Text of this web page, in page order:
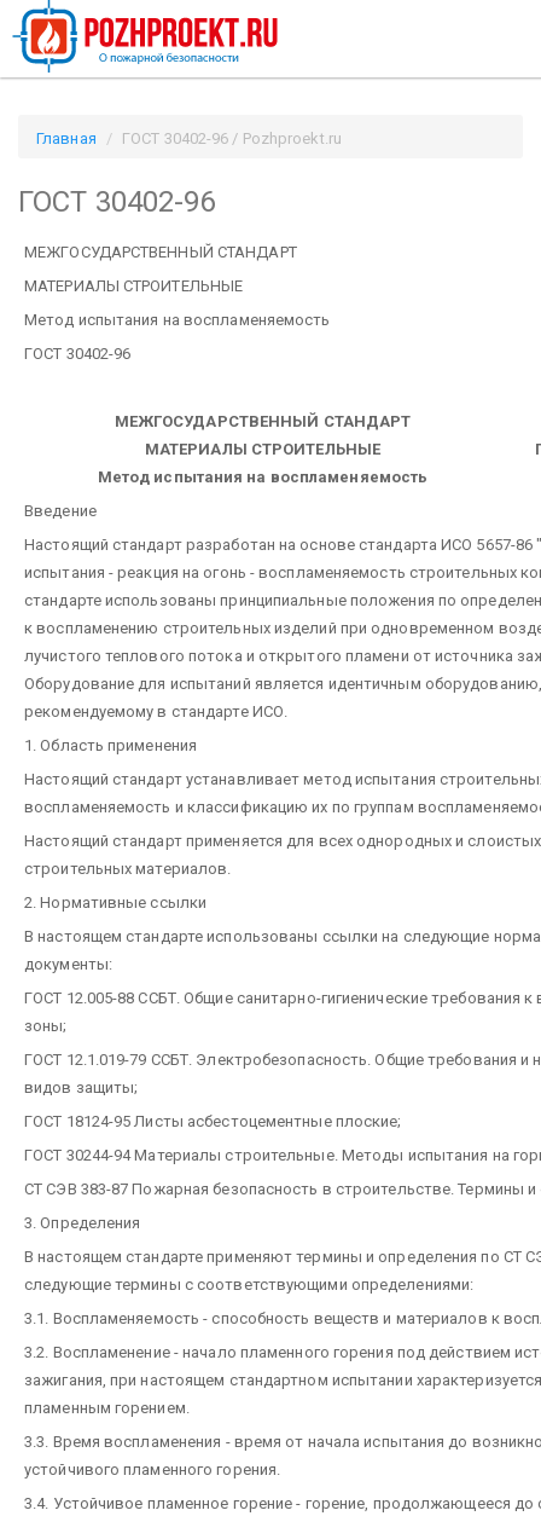
Главная ГОСТ 30402-96 / Pozhproekt.ru
ГОСТ 30402-96
МЕЖГОСУДАРСТВЕННЫЙ СТАНДАРТ
МАТЕРИАЛЫ СТРОИТЕЛЬНЫЕ
Метод испытания на воспламеняемость
ГОСТ 30402-96
МЕЖГОСУДАРСТВЕННЫЙ СТАНДАРТ
МАТЕРИАЛЫ СТРОИТЕЛЬНЫЕ
Метод испытания на воспламеняемость
Введение
Настоящий стандарт разработан на основе стандарта ИСО 5657-86
испытания - реакция на огонь - воспламеняемость строительных
стандарте использованы принципиальные положения по
к воспламенению строительных изделий при одновременном
лучистого теплового потока и открытого пламени от источника
Оборудование для испытаний является идентичным
рекомендуемому в стандарте ИСО.
1. Область применения
Настоящий стандарт устанавливает метод испытания
воспламеняемость и классификацию их по группам
Настоящий стандарт применяется для всех однородных и
строительных материалов.
2. Нормативные ссылки
В настоящем стандарте использованы ссылки на следующие
документы:
ГОСТ 12.005-88 ССБТ. Общие санитарно-гигиенические требования к
зоны;
ГОСТ 12.1.019-79 ССБТ. Электробезопасность. Общие требования и
видов защиты;
ГОСТ 18124-95 Листы асбестоцементные плоские;
ГОСТ 30244-94 Материалы строительные. Методы испытания на
СТ СЭВ 383-87 Пожарная безопасность в строительстве. Термины и
3. Определения
В настоящем стандарте применяют термины и определения по СТ
следующие термины с соответствующими определениями:
3.1. Воспламеняемость - способность веществ и материалов к
3.2. Воспламенение - начало пламенного горения под действием
зажигания, при настоящем стандартном испытании
пламенным горением.
3.3. Время воспламенения - время от начала испытания до
устойчивого пламенного горения.
3.4. Устойчивое пламенное горение - горение, продолжающееся до